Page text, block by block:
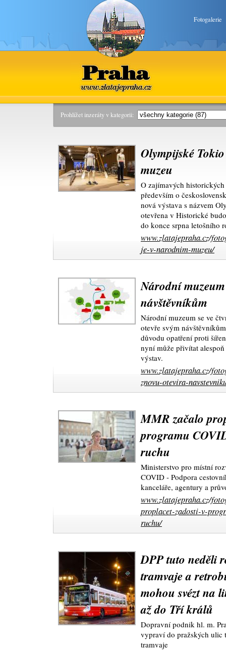
Fotogalerie
Praha
www.zlatajepraha.cz
Prohlížet inzeráty v kategorii:
Olympijské
muzeu
O zajímavých
především o
nová výstava s názvem
otevřena v Historické
do konce srpna letošního
www.zlatajepraha.cz/
je-v-narodnim-muzeu/
Národní
návštěvníkům
Národní muzeum se ve
otevře svým
důvodu opatření proti
nyní může přivítat
výstav.
www.zlatajepraha.cz/
znovu-otevira-
MMR začalo
programu
ruchu
Ministerstvo pro místní
COVID - Podpora
kanceláře, agentury a
www.zlatajepraha.cz/
proplacet-zadosti-v-
ruchu/
DPP tuto neděli
tramvaje a
mohou svézt na
až do Tří králů
Dopravní podnik hl. m.
vypraví do pražských ulic
tramvaje